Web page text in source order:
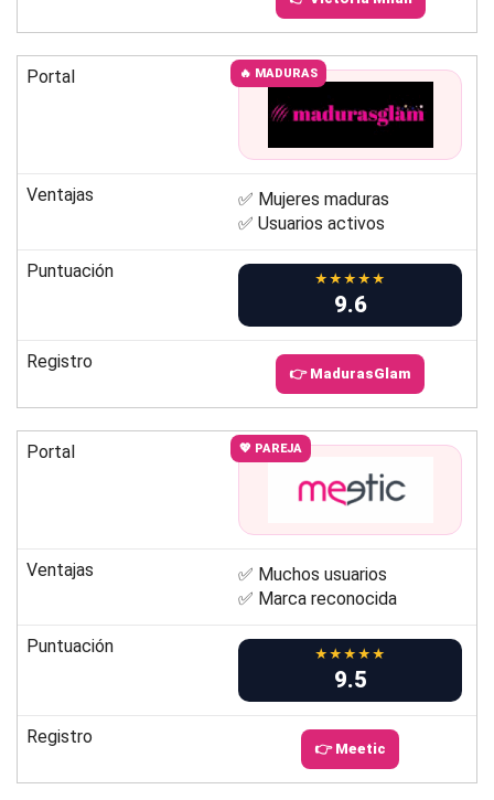
Portal 🔥 MADURAS
Ventajas
✅ Mujeres maduras
✅ Usuarios activos
Puntuación ★★★★★
9.6
Registro
👉 MadurasGlam
Portal 💖 PAREJA
Ventajas
✅ Muchos usuarios
✅ Marca reconocida
Puntuación ★★★★★
9.5
Registro
👉 Meetic